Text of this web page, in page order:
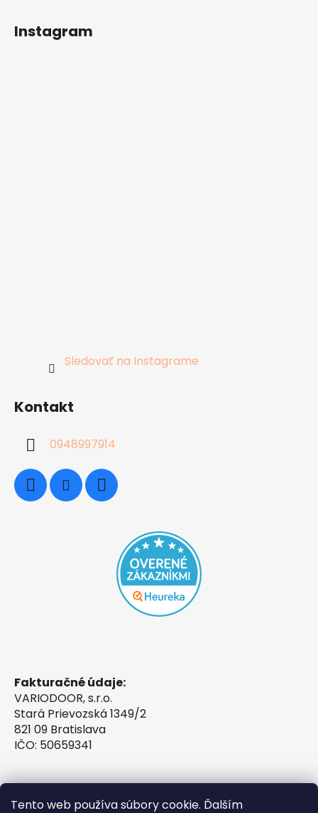
Tento web používa súbory cookie. Ďalším
Instagram
Sledovať na Instagrame
Kontakt
0948997914
Fakturačné údaje:
VARIODOOR, s.r.o.
Stará Prievozská 1349/2
821 09 Bratislava
IČO: 50659341